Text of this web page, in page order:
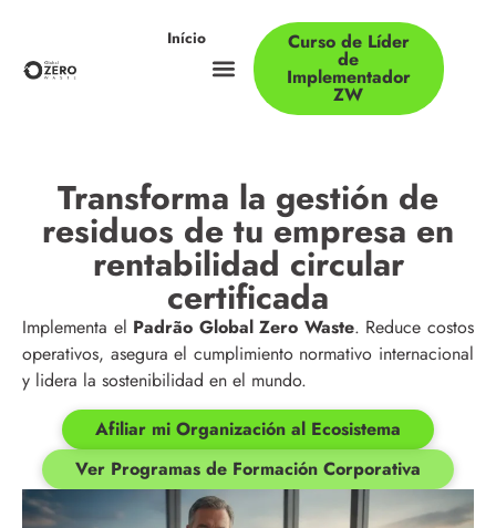
Início Curso de Líder
de
Implementador
ZW
Transforma la gestión de
residuos de tu empresa en
rentabilidad circular
certificada
Implementa el Padrão Global Zero Waste. Reduce costos
operativos, asegura el cumplimiento normativo internacional
y lidera la sostenibilidad en el mundo.
Afiliar mi Organización al Ecosistema
Ver Programas de Formación Corporativa